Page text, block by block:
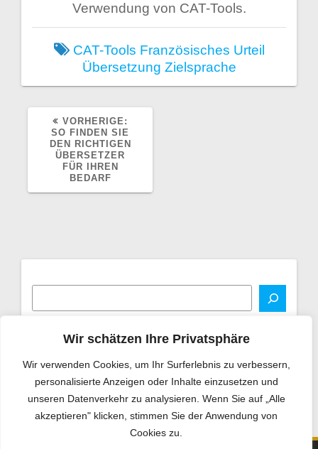
Wir schätzen Ihre Privatsphäre
Wir verwenden Cookies, um Ihr Surferlebnis zu verbessern,
personalisierte Anzeigen oder Inhalte einzusetzen und
unseren Datenverkehr zu analysieren. Wenn Sie auf „Alle
akzeptieren" klicken, stimmen Sie der Anwendung von
Cookies zu.
Verwendung von CAT-Tools.
CAT-Tools Französisches Urteil
Übersetzung Zielsprache
VORHERIGE:
BEITRAG:
SO FINDEN SIE
DEN RICHTIGEN
ÜBERSETZER
FÜR IHREN
BEDARF